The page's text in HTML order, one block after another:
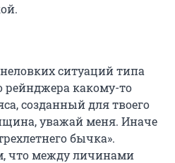
ситуаций типа
рейнджера какому-то
созданный для твоего
уважай меня. Иначе
бычка».
что между личинами